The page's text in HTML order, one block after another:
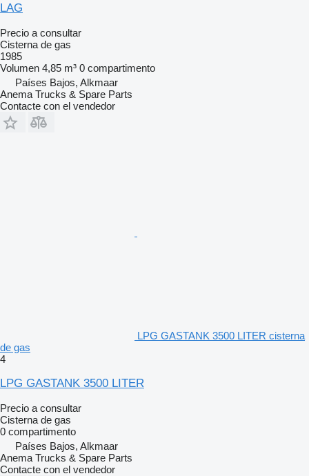
LAG
Precio a consultar
Cisterna de gas
1985
Volumen 4,85 m³ 0 compartimento
Países Bajos, Alkmaar
Anema Trucks & Spare Parts
Contacte con el vendedor
LPG GASTANK 3500 LITER cisterna
de gas
4
LPG GASTANK 3500 LITER
Precio a consultar
Cisterna de gas
0 compartimento
Países Bajos, Alkmaar
Anema Trucks & Spare Parts
Contacte con el vendedor